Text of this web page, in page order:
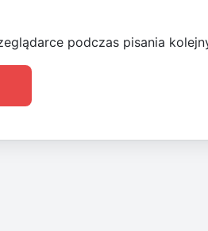
podczas pisania